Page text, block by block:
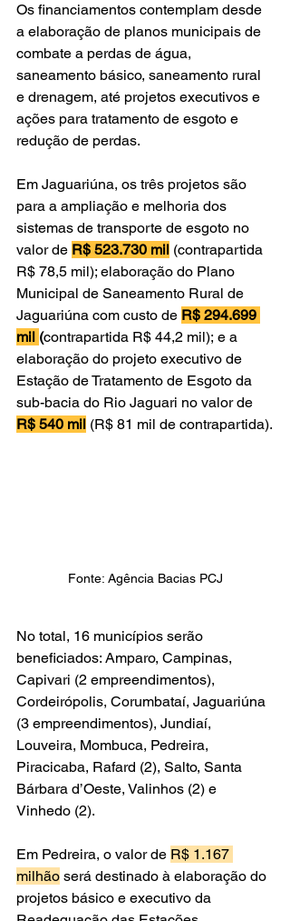
Os financiamentos contemplam desde
a elaboração de planos municipais de
combate a perdas de água,
saneamento básico, saneamento rural
e drenagem, até projetos executivos e
ações para tratamento de esgoto e
redução de perdas.
Em Jaguariúna, os três projetos são
para a ampliação e melhoria dos
sistemas de transporte de esgoto no
valor de R$ 523.730 mil (contrapartida
R$ 78,5 mil); elaboração do Plano
Municipal de Saneamento Rural de
Jaguariúna com custo de R$ 294.699
mil (contrapartida R$ 44,2 mil); e a
elaboração do projeto executivo de
Estação de Tratamento de Esgoto da
sub-bacia do Rio Jaguari no valor de
R$ 540 mil (R$ 81 mil de contrapartida).
Fonte: Agência Bacias PCJ
No total, 16 municípios serão
beneficiados: Amparo, Campinas,
Capivari (2 empreendimentos),
Cordeirópolis, Corumbataí, Jaguariúna
(3 empreendimentos), Jundiaí,
Louveira, Mombuca, Pedreira,
Piracicaba, Rafard (2), Salto, Santa
Bárbara d’Oeste, Valinhos (2) e
Vinhedo (2).
Em Pedreira, o valor de R$ 1.167
milhão será destinado à elaboração do
projetos básico e executivo da